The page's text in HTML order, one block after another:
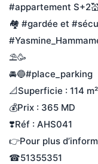
#appartement
🏘 #gardée et
⛱️🥳
🚘🔵#place_parking
📐Superficie : 114 m²
💰Prix : 365 MD
❣️Réf : AHS041
👉Pour plus
☎51355351